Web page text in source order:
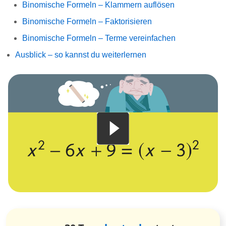
Binomische Formeln – Klammern auflösen
Binomische Formeln – Faktorisieren
Binomische Formeln – Terme vereinfachen
Ausblick – so kannst du weiterlernen